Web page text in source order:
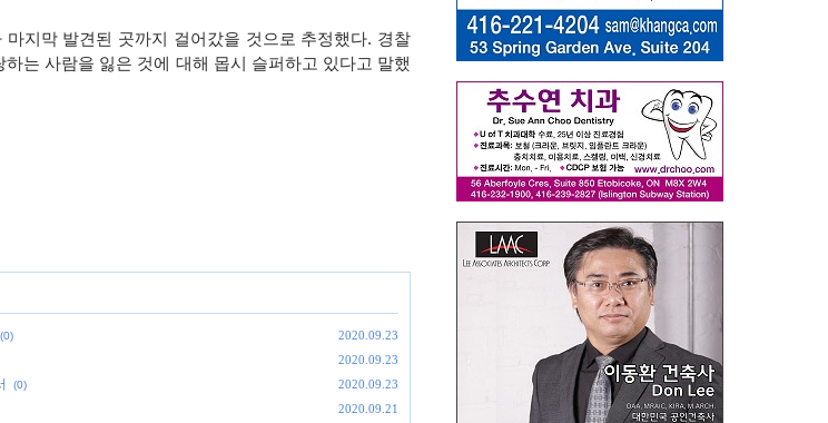
지막 발견된 곳까지 걸어갔을 것으로 추정했다. 경찰
는 사람을 잃은 것에 대해 몹시 슬퍼하고 있다고 말했
(0) 2020.09.23
2020.09.23
(0) 2020.09.23
2020.09.21